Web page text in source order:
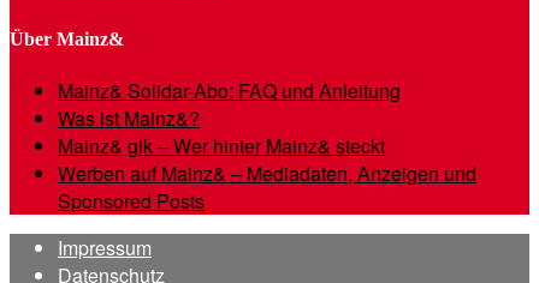
Über Mainz&
Mainz& Solidar-Abo: FAQ und Anleitung
Was ist Mainz&?
Mainz& gik – Wer hinter Mainz& steckt
Werben auf Mainz& – Mediadaten, Anzeigen und
Sponsored Posts
Impressum
Datenschutz